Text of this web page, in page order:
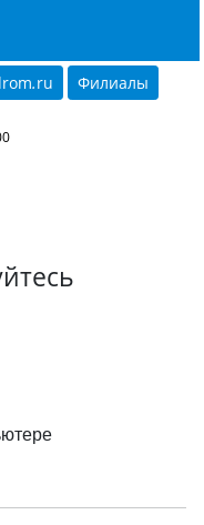
.ru Филиалы